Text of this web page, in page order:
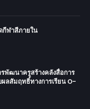
กีฬาสีภายใน
พัฒนาครูสร้างคลังสื่อการ
ลสัมฤทธิ์ทางการเรียน O-